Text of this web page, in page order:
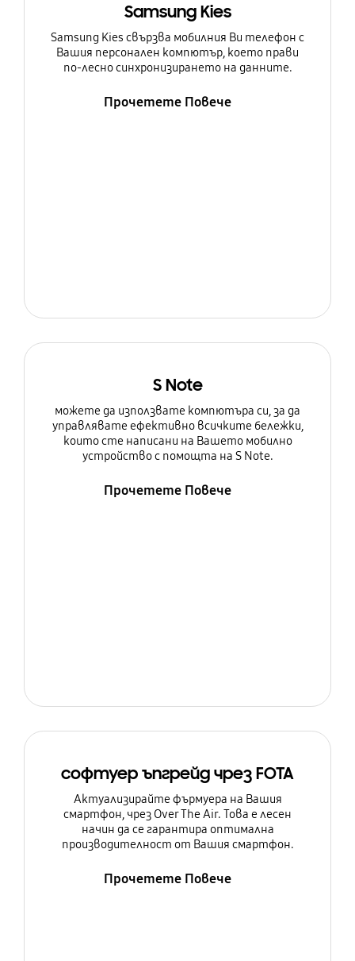
Samsung Kies
Samsung Kies свързва мобилния Ви телефон с
Вашия персонален компютър, което прави
по-лесно синхронизирането на данните.
Прочетете Повече
S Note
можете да използвате компютъра си, за да
управлявате ефективно всичките бележки,
които сте написани на Вашето мобилно
устройство с помощта на S Note.
Прочетете Повече
софтуер ъпгрейд чрез FOTA
Актуализирайте фърмуера на Вашия
смартфон, чрез Over The Air. Това е лесен
начин да се гарантира оптимална
производителност от Вашия смартфон.
Прочетете Повече